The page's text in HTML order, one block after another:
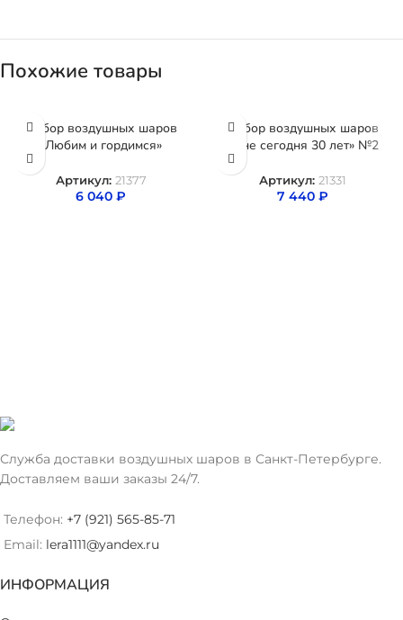
Похожие товары
Набор воздушных шаров
«Любим и гордимся»
Артикул: 21377
6 040 ₽
Набор воздушных шаров
«Мне сегодня 30 лет» №2
Артикул: 21331
7 440 ₽
Служба доставки воздушных шаров в Санкт-Петербурге.
Доставляем ваши заказы 24/7.
Телефон: +7 (921) 565-85-71
Email: lera1111@yandex.ru
ИНФОРМАЦИЯ